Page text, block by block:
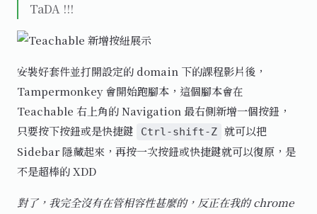
TaDA !!!
安裝好套件並打開設定的 domain 下的課程影片後，
Tampermonkey 會開始跑腳本，這個腳本會在
Teachable 右上角的 Navigation 最右側新增一個按鈕，
只要按下按鈕或是快捷鍵
Ctrl-shift-Z 就可以把
Sidebar 隱藏起來，再按一次按鈕或快捷鍵就可以復原，是
不是超棒的 XDD
對了，我完全沒有在管相容性甚麼的，反正在我的 chrome